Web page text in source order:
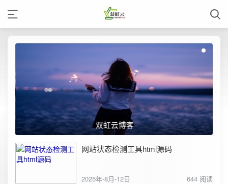
双虹云博客
网站状态检测工具html源码
2025年-8月-12日 644 阅读